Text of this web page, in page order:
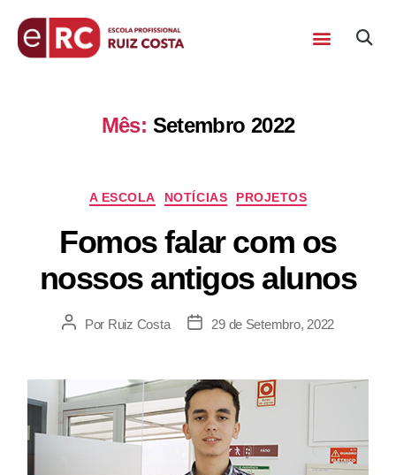
Mês: Setembro 2022
A ESCOLA NOTÍCIAS PROJETOS
Fomos falar com os
nossos antigos alunos
Por Ruiz Costa 29 de Setembro, 2022